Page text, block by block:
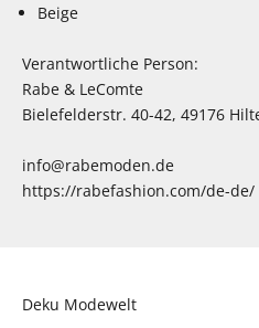
Beige
Verantwortliche Person:
Rabe & LeComte
Bielefelderstr. 40-42, 49176
info@rabemoden.de
https://rabefashion.com/de-de/
Deku Modewelt